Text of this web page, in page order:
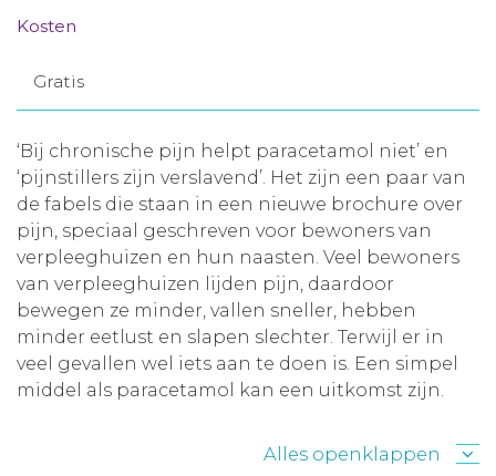
Kosten
Gratis
‘Bij chronische pijn helpt paracetamol niet’ en
‘pijnstillers zijn verslavend’. Het zijn een paar van
de fabels die staan in een nieuwe brochure over
pijn, speciaal geschreven voor bewoners van
verpleeghuizen en hun naasten. Veel bewoners
van verpleeghuizen lijden pijn, daardoor
bewegen ze minder, vallen sneller, hebben
minder eetlust en slapen slechter. Terwijl er in
veel gevallen wel iets aan te doen is. Een simpel
middel als paracetamol kan een uitkomst zijn.
Alles openklappen